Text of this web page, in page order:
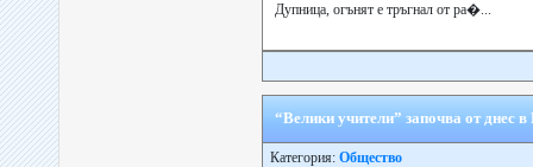
Дупница, огънят е тръгнал от ра�...
“Велики учители” започва от днес
Категория: Общество